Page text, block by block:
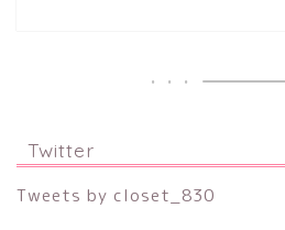
Twitter
Tweets by closet_830